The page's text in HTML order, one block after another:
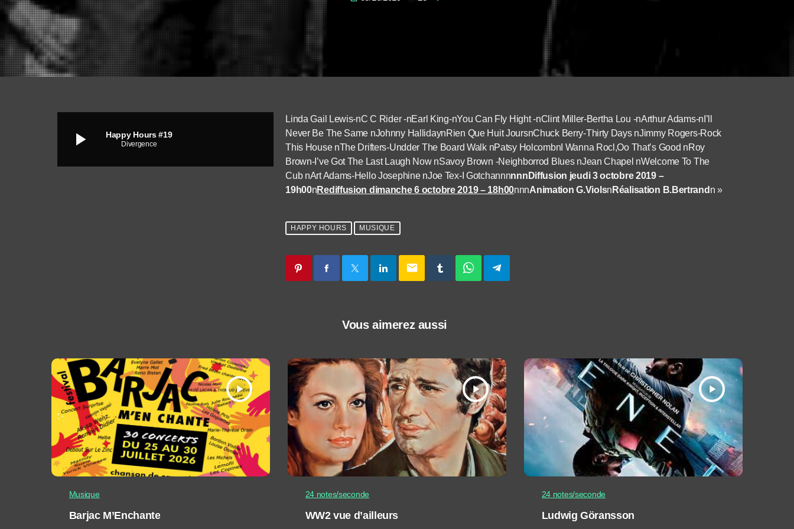
play_arrow Happy Hours #19
Divergence
Linda Gail Lewis-nC C Rider -nEarl King-nYou Can Fly Hight -nClint Miller-Bertha Lou -nArthur Adams-nI’ll
Never Be The Same nJohnny HallidaynRien Que Huit JoursnChuck Berry-Thirty Days nJimmy Rogers-Rock
This House nThe Drifters-Undder The Board Walk nPatsy HolcombnI Wanna Rocl,Oo That’s Good nRoy
Brown-I’ve Got The Last Laugh Now nSavoy Brown -Neighborrod Blues nJean Chapel nWelcome To The
Cub nArt Adams-Hello Josephine nJoe Tex-I GotchannnnnnDiffusion jeudi 3 octobre 2019 –
19h00nRediffusion dimanche 6 octobre 2019 – 18h00nnnAnimation G.Violsn Réalisation B.Bertrand n »
HAPPY HOURS MUSIQUE
email
Vous aimerez aussi
play_arrow
Musique
Barjac M’Enchante
play_arrow
24 notes/seconde
WW2 vue d’ailleurs
play_arrow
24 notes/seconde
Ludwig Göransson